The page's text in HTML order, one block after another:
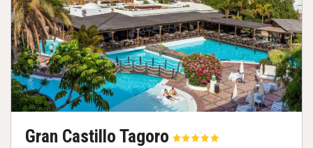
Gran Castillo Tagoro